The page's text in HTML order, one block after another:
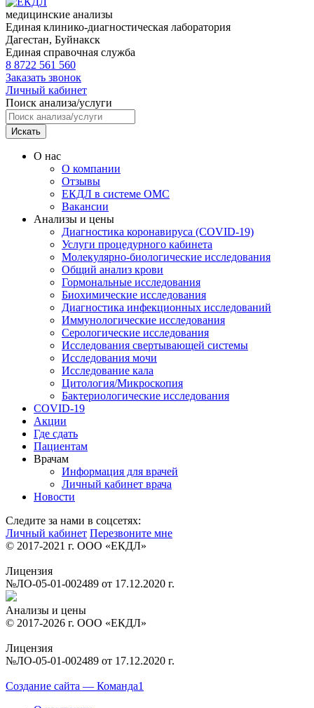
медицинские анализы
Единая клинико-диагностическая лаборатория
Дагестан, Буйнакск
Единая справочная служба
8 8722 561 560
Заказать звонок
Личный кабинет
Поиск анализа/услуги
Искать
О нас
О компании
Отзывы
ЕКДЛ в системе ОМС
Вакансии
Анализы и цены
Диагностика коронавируса (COVID-19)
Услуги процедурного кабинета
Молекулярно-биологические исследования
Общий анализ крови
Гормональные исследования
Биохимические исследования
Диагностика инфекционных исследований
Иммунологические исследования
Серологические исследования
Исследования свертывающей системы
Исследования мочи
Исследование кала
Цитология/Микроскопия
Бактериологические исследования
COVID-19
Акции
Где сдать
Пациентам
Врачам
Информация для врачей
Личный кабинет врача
Новости
Следите за нами в соцсетях:
Личный кабинет Перезвоните мне
© 2017-2021 г. ООО «ЕКДЛ»
Лицензия
№ЛО-05-01-002489 от 17.12.2020 г.
Анализы и цены
© 2017-2026 г. ООО «ЕКДЛ»
Лицензия
№ЛО-05-01-002489 от 17.12.2020 г.
Создание сайта — Команда1